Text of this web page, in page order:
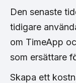
Den senaste
tidigare
om TimeApp
som ersättare
Skapa ett